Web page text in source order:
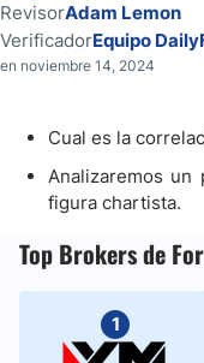
RevisorAdam Lemon
VerificadorEquipo
en noviembre 14, 2024
Cual es la
Analizaremos
figura chartista.
Top Brokers de
1